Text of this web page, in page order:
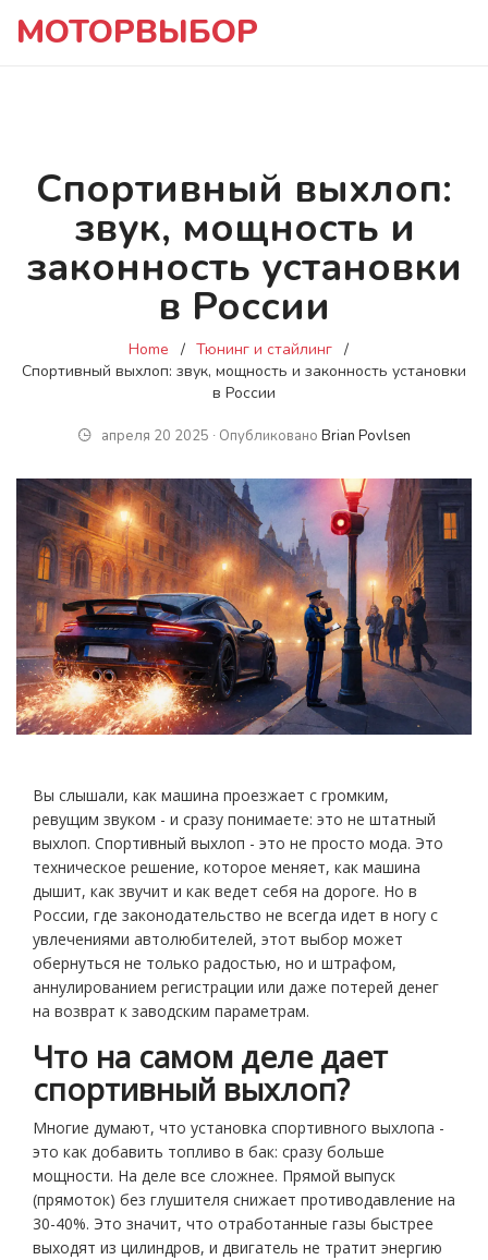
МОТОРВЫБОР
Спортивный выхлоп:
звук, мощность и
законность установки
в России
Home
Тюнинг и стайлинг
Спортивный выхлоп: звук, мощность и законность установки
в России
апреля 20 2025 ∙ Опубликовано Brian Povlsen
Вы слышали, как машина проезжает с громким,
ревущим звуком - и сразу понимаете: это не штатный
выхлоп. Спортивный выхлоп - это не просто мода. Это
техническое решение, которое меняет, как машина
дышит, как звучит и как ведет себя на дороге. Но в
России, где законодательство не всегда идет в ногу с
увлечениями автолюбителей, этот выбор может
обернуться не только радостью, но и штрафом,
аннулированием регистрации или даже потерей денег
на возврат к заводским параметрам.
Что на самом деле дает
спортивный выхлоп?
Многие думают, что установка спортивного выхлопа -
это как добавить топливо в бак: сразу больше
мощности. На деле все сложнее. Прямой выпуск
(прямоток) без глушителя снижает противодавление на
30-40%. Это значит, что отработанные газы быстрее
выходят из цилиндров, и двигатель не тратит энергию